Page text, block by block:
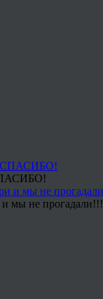
мы не прогадали!!!